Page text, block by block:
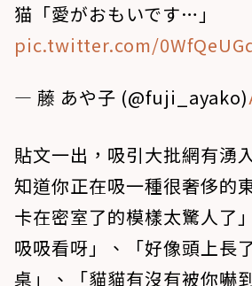
猫「愛がおもいです…」
pic.twitter.com/
— 藤 あや子 (@fuji_ayako)
貼文一出，吸引大批網有湧
知道你正在吸一種很奢侈的
卡在密室了的模樣太驚人了
吸吸看呀」、「好像頭上長
桌」、「貓貓有沒有被你嚇